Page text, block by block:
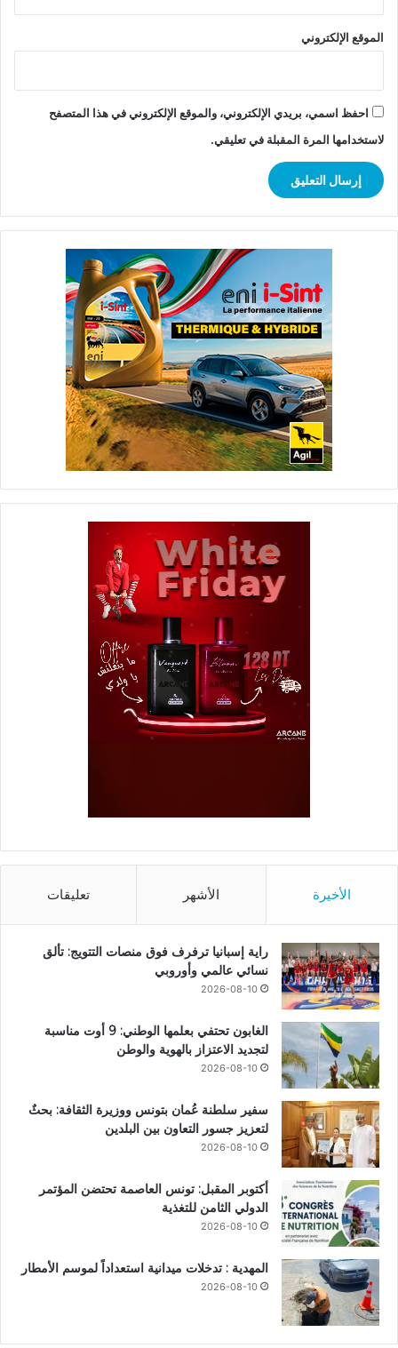
الموقع الإلكتروني
احفظ اسمي، بريدي الإلكتروني، والموقع الإلكتروني في هذا المتصفح
لاستخدامها المرة المقبلة في تعليقي.
الأخيرة الأشهر تعليقات
راية إسبانيا ترفرف فوق منصات التتويج: تألق
نسائي عالمي وأوروبي
2026-08-10
الغابون تحتفي بعلمها الوطني: 9 أوت مناسبة
لتجديد الاعتزاز بالهوية والوطن
2026-08-10
سفير سلطنة عُمان بتونس ووزيرة الثقافة: بحثٌ
لتعزيز جسور التعاون بين البلدين
2026-08-10
أكتوبر المقبل: تونس العاصمة تحتضن المؤتمر
الدولي الثامن للتغذية
2026-08-10
المهدية : تدخلات ميدانية استعداداً لموسم الأمطار
2026-08-10